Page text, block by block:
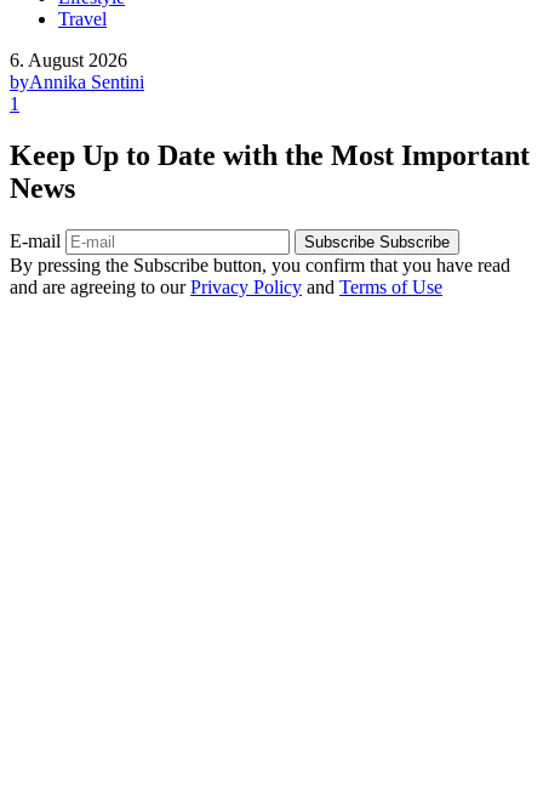
Travel
6. August 2026
byAnnika Sentini
1
Keep Up to Date with the Most Important
News
E-mail Subscribe Subscribe
By pressing the Subscribe button, you confirm that you have read
and are agreeing to ourPrivacy Policy and Terms of Use